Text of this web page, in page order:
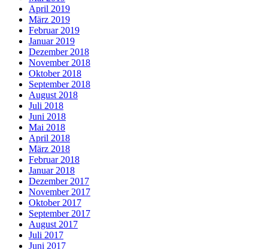
April 2019
März 2019
Februar 2019
Januar 2019
Dezember 2018
November 2018
Oktober 2018
September 2018
August 2018
Juli 2018
Juni 2018
Mai 2018
April 2018
März 2018
Februar 2018
Januar 2018
Dezember 2017
November 2017
Oktober 2017
September 2017
August 2017
Juli 2017
Juni 2017